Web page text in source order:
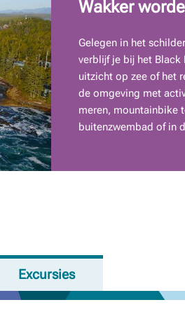
Wakker
Gelegen in het
verblijf je bij het Black
uitzicht op zee of het
de omgeving met
meren, mountainbike
buitenzwembad of in
Excursies